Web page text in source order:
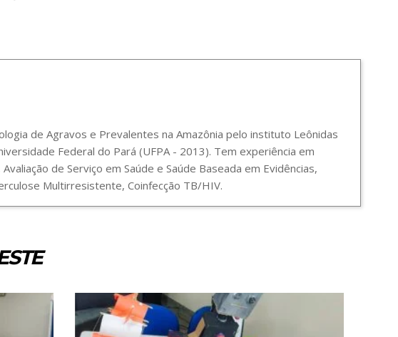
de Agravos e Prevalentes na Amazônia pelo instituto Leônidas
Federal do Pará (UFPA - 2013). Tem experiência em
de Serviço em Saúde e Saúde Baseada em Evidências,
Multirresistente, Coinfecção TB/HIV.